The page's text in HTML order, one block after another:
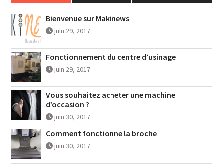
Bienvenue sur Makinews
juin 29, 2017
Fonctionnement du centre d’usinage
juin 29, 2017
Vous souhaitez acheter une machine
d’occasion ?
juin 30, 2017
Comment fonctionne la broche
juin 30, 2017